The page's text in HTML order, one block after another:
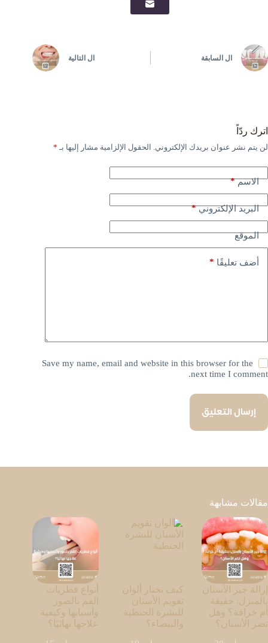
ال السابقة ال التالية
اترك ردّاً
لن يتم نشر عنوان بريدك الإلكتروني. الحقول الإلزامية مشار إليها بـ *
الاسم*
البريد الإلكتروني*
الموقع
أضف تعليقًا *
Save my name, email and website in this browser for the
next time I comment.
إرسال التعليق
مقالات مشابهة
إزالة جير الأسنان
بالمنزل: حقيقة
أم خرافة؟ وهل
تضر الأسنان؟
كيف تختار ألوان
تقويم الأسنان
للبشرة الحنطية
والبيضاء؟
أنواع فطريات
الفم بالصور
وأسبابها وكيفية
علاجها نهائيًا؟